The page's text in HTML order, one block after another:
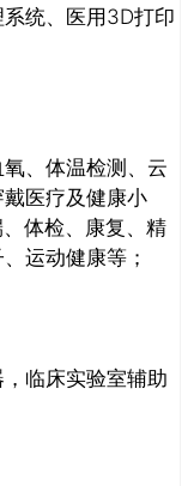
统、医用3D打印
、体温检测、云
医疗及健康小
体检、康复、精
运动健康等；
临床实验室辅助